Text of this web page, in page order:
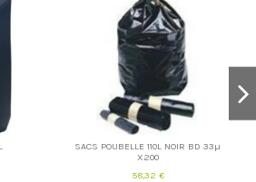
SACS POUBELLE 110L NOIR BD 33µ
X200
58,32 €